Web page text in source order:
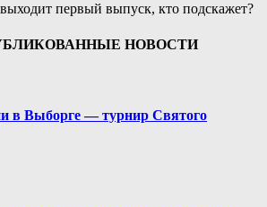
первый выпуск, кто подскажет?
НОВОСТИ
в Выборге — турнир Святого